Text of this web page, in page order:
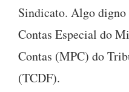
Sindicato. Algo digno
Contas Especial do
Contas (MPC) do
(TCDF).